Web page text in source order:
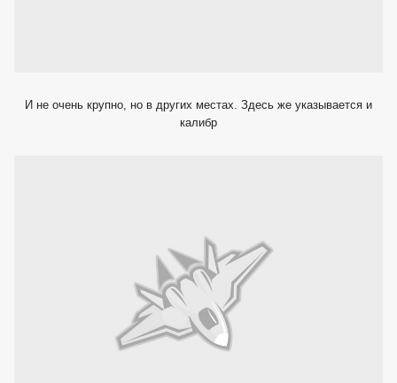
И не очень крупно, но в других местах. Здесь же указывается и
калибр